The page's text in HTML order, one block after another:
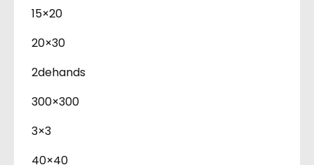
15×20
20×30
2dehands
300×300
3×3
40×40